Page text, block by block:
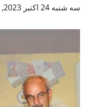
سه شنبه 24 اكتبر 2023 ,